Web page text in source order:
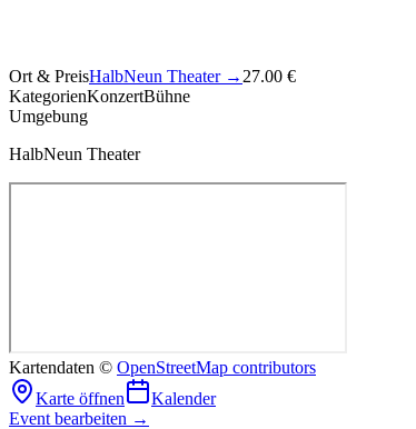
Ort & PreisHalbNeun Theater→ 27.00 €
KategorienKonzertBühne
Umgebung
HalbNeun Theater
Kartendaten © OpenStreetMap contributors
Karte öffnen
Kalender
Event bearbeiten →